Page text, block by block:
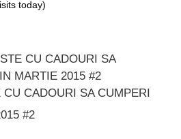
today)
CADOURI SA CUMPERI
#2